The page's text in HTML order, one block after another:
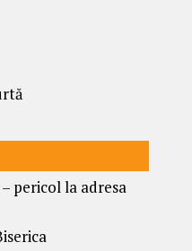
pericol la adresa